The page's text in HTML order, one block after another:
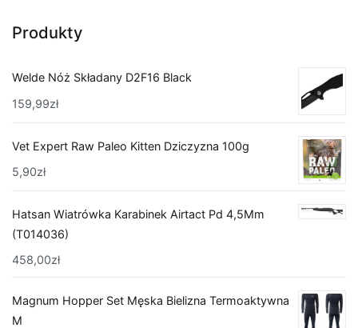
Produkty
Welde Nóż Składany D2F16 Black
159,99zł
Vet Expert Raw Paleo Kitten Dziczyzna 100g
5,90zł
Hatsan Wiatrówka Karabinek Airtact Pd 4,5Mm
(T014036)
458,00zł
Magnum Hopper Set Męska Bielizna Termoaktywna
M